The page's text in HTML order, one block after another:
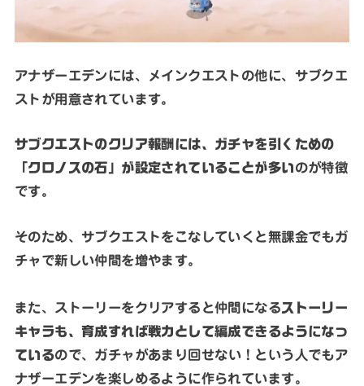
アナザーエデンには、メインクエストの他に、サブクエ
ストが用意されています。
サブクエストのクリア報酬には、ガチャを引くための
「クロノスの石」が設定されていることが多いのが特徴
です。
そのため、サブクエストをこなしていくと無課金でもガ
チャで新しい仲間を増やます。
また、ストーリーをクリアすると仲間になるストーリー
キャラも、育成すれば戦力として編成できるようになっ
ているので、ガチャがあまり回せない！という人でもア
ナザーエデンを楽しめるように作られています。